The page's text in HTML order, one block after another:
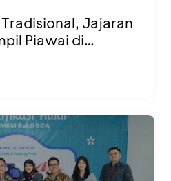
Jajaran
Piawai di